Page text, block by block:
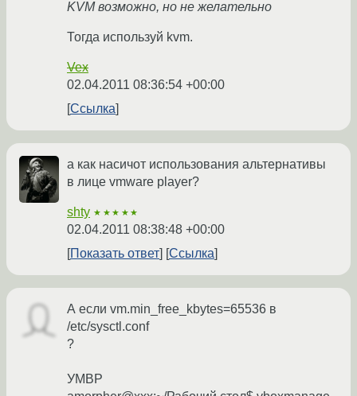
KVM возможно, но не желательно
Тогда используй kvm.
Vex
02.04.2011 08:36:54 +00:00
Ссылка
а как насичот использования альтернативы
в лице vmware player?
shty ★★★★★
02.04.2011 08:38:48 +00:00
Показать ответ
Ссылка
А если vm.min_free_kbytes=65536 в
/etc/sysctl.conf
?
УМВР